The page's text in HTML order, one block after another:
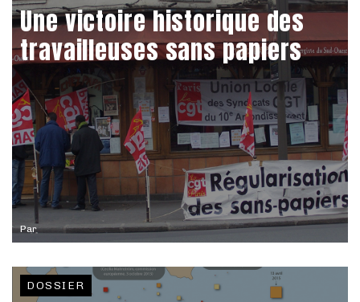
Par
Une victoire historique des
travailleuses sans papiers
DOSSIER